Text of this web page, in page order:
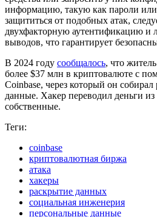
информацию, такую ​​как пароли
защититься от подобных атак,
двухфакторную аутентификацию и
выводов, что гарантирует
В 2024 году сообщалось, что
более $37 млн в криптовалюте с
Coinbase, через который он
данные. Хакер переводил деньги
собственные.
Теги:
coinbase
криптовалютная биржа
атака
хакеры
раскрытие данных
социальная инженерия
персональные данные